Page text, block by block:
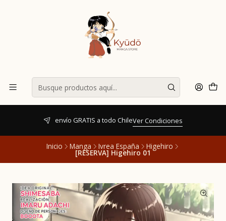
envío GRATIS a todo ChileVer Condiciones
Inicio Manga Ivrea España Higehiro
[RESERVA] Higehiro 01